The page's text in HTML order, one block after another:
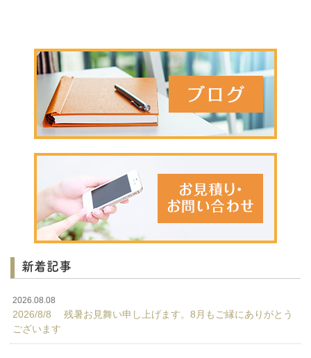
新着記事
2026.08.08
2026/8/8 残暑お見舞い申し上げます。8月もご縁にありがとう
ございます